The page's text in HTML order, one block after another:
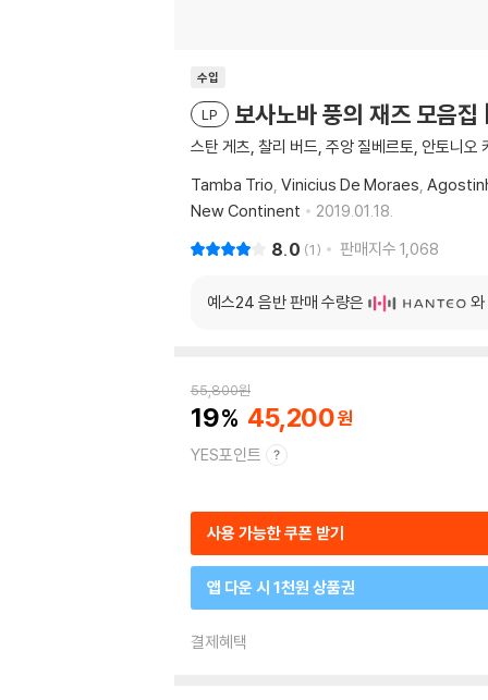
수입
LP 보사노바 풍의 재즈 모음
스탄 게츠, 찰리 버드, 주앙 질베르토, 안토니오
Tamba Trio Vinicius De Moraes
New Continent
2019.01.18.
8.0 1 판매지수 1,068
예스24 음반 판매 수량은 와
55,800원
19 45,200
YES포인트
사용 가능한 쿠폰 받기
앱 다운 시 1천원 상품권
결제혜택